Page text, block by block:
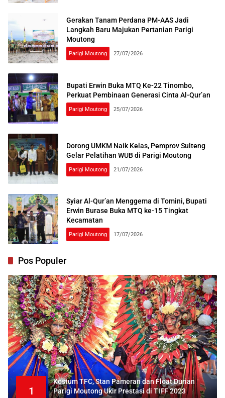
Gerakan Tanam Perdana PM-AAS Jadi
Langkah Baru Majukan Pertanian Parigi
Moutong
Parigi Moutong 27/07/2026
Bupati Erwin Buka MTQ Ke-22 Tinombo,
Perkuat Pembinaan Generasi Cinta Al-Qur’an
Parigi Moutong 25/07/2026
Dorong UMKM Naik Kelas, Pemprov Sulteng
Gelar Pelatihan WUB di Parigi Moutong
Parigi Moutong 21/07/2026
Syiar Al-Qur’an Menggema di Tomini, Bupati
Erwin Burase Buka MTQ ke-15 Tingkat
Kecamatan
Parigi Moutong 17/07/2026
Pos Populer
1
Kostum TFC, Stan Pameran dan Float Durian
Parigi Moutong Ukir Prestasi di TIFF 2023